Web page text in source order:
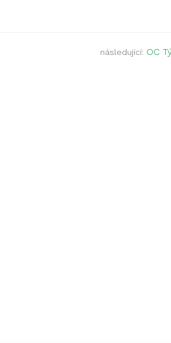
následující: OC